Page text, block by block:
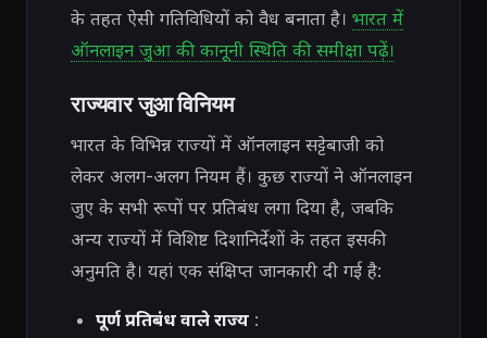
के तहत ऐसी गतिविधियों को वैध बनाता है। भारत में
ऑनलाइन जुआ की कानूनी स्थिति की समीक्षा पढ़ें।
राज्यवार जुआ विनियम
भारत के विभिन्न राज्यों में ऑनलाइन सट्टेबाजी को
लेकर अलग-अलग नियम हैं। कुछ राज्यों ने ऑनलाइन
जुए के सभी रूपों पर प्रतिबंध लगा दिया है, जबकि
अन्य राज्यों में विशिष्ट दिशानिर्देशों के तहत इसकी
अनुमति है। यहां एक संक्षिप्त जानकारी दी गई है:
पूर्ण प्रतिबंध वाले राज्य: